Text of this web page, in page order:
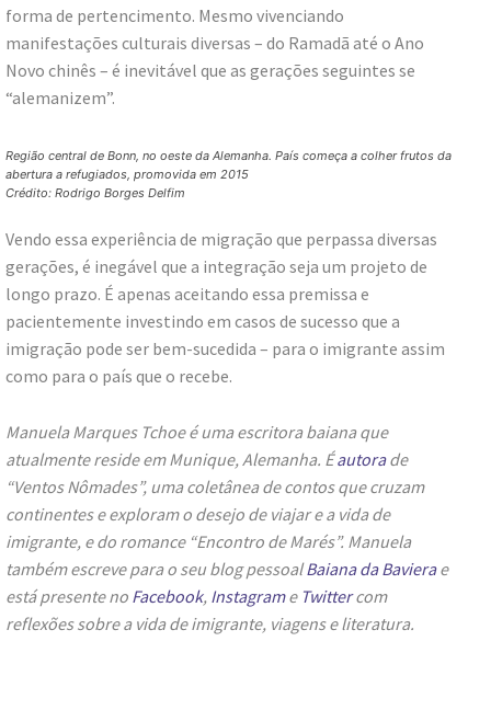
forma de pertencimento. Mesmo vivenciando
manifestações culturais diversas – do Ramadã até o Ano
Novo chinês – é inevitável que as gerações seguintes se
“alemanizem”.
Região central de Bonn, no oeste da Alemanha. País começa a colher frutos da
abertura a refugiados, promovida em 2015
Crédito: Rodrigo Borges Delfim
Vendo essa experiência de migração que perpassa diversas
gerações, é inegável que a integração seja um projeto de
longo prazo. É apenas aceitando essa premissa e
pacientemente investindo em casos de sucesso que a
imigração pode ser bem-sucedida – para o imigrante assim
como para o país que o recebe.
Manuela Marques Tchoe é uma escritora baiana que
atualmente reside em Munique, Alemanha. Éautorade
“Ventos Nômades”, uma coletânea de contos que cruzam
continentes e exploram o desejo de viajar e a vida de
imigrante, e do romance “Encontro de Marés”. Manuela
também escreve para o seu blog pessoalBaiana da Bavierae
está presente no Facebook, Instagrame Twittercom
reflexões sobre a vida de imigrante, viagens e literatura.